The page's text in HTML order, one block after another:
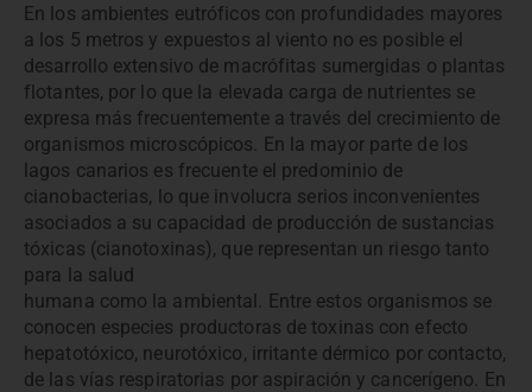
En los ambientes eutróficos con profundidades mayores
a los 5 metros y expuestos al viento no es posible el
desarrollo extensivo de macrófitas sumergidas o plantas
flotantes, por lo que la elevada carga de nutrientes se
expresa más frecuentemente a través del crecimiento de
organismos microscópicos. En la mayor parte de los
lagos canarios es frecuente el predominio de
cianobacterias, lo que involucra serios inconvenientes
asociados a su capacidad de producción de sustancias
tóxicas (cianotoxinas), que representan un riesgo tanto
para la salud
humana como la ambiental. Entre estos organismos se
conocen especies productoras de toxinas con efecto
hepatotóxico, neurotóxico, irritante dérmico por contacto,
de las vías respiratorias por aspiración y cancerígeno. En